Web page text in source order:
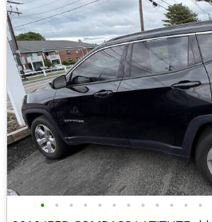
• • • • • • • • • • • •